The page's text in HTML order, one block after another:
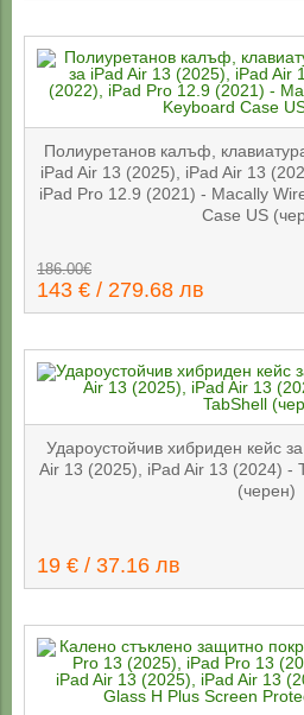
Полиуретанов калъф,
iPad Air 13 (2025), iPad Air 13
iPad Pro 12.9 (2021) - Macally
Case US
186.00€
143 € / 279.68 лв
Удароустойчив хибриден кейс
Air 13 (2025), iPad Air 13 (2024) -
(черен)
19 € / 37.16 лв